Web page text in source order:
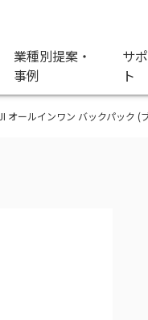
業種別提案・
事例
サ
ト
オールインワン バックパック (